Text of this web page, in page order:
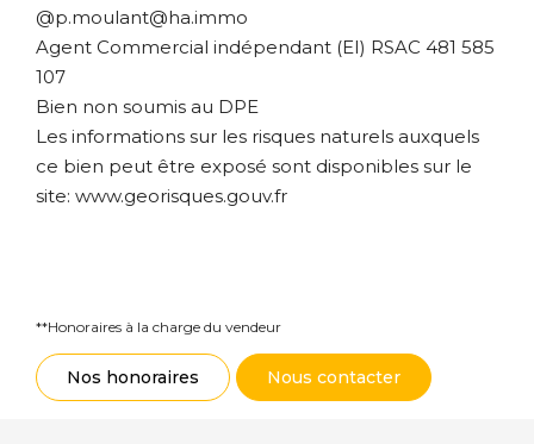
@p.moulant@ha.immo
Agent Commercial indépendant (EI) RSAC 481 585
107
Bien non soumis au DPE
Les informations sur les risques naturels auxquels
ce bien peut être exposé sont disponibles sur le
site: www.georisques.gouv.fr
**Honoraires à la charge du vendeur
Nos honoraires Nous contacter